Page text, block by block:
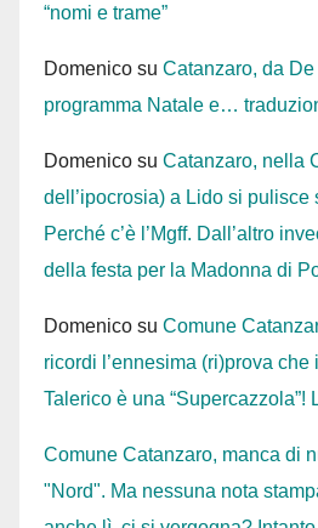
“nomi e trame”
Domenico su Catanzaro, da
programma Natale e…
Domenico su Catanzaro, nella
dell’ipocrosia) a Lido si pulisce
Perché c’è l’Mgff. Dall’altro
della festa per la Madonna di
Domenico su Comune
ricordi l’ennesima (ri)prova
Talerico è una “Supercazzola”!
Comune Catanzaro, manca di
"Nord". Ma nessuna nota